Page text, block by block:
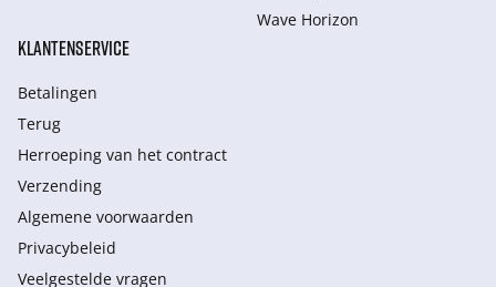
Wave Horizon
KLANTENSERVICE
Betalingen
Terug
Herroeping van het contract
Verzending
Algemene voorwaarden
Privacybeleid
Veelgestelde vragen